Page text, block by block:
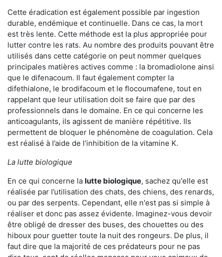
Cette éradication est également possible par ingestion
durable, endémique et continuelle. Dans ce cas, la mort
est très lente. Cette méthode est la plus appropriée pour
lutter contre les rats. Au nombre des produits pouvant être
utilisés dans cette catégorie on peut nommer quelques
principales matières actives comme : la bromadiolone ainsi
que le difenacoum. Il faut également compter la
difethialone, le brodifacoum et le flocoumafene, tout en
rappelant que leur utilisation doit se faire que par des
professionnels dans le domaine. En ce qui concerne les
anticoagulants, ils agissent de manière répétitive. Ils
permettent de bloquer le phénomène de coagulation. Cela
est réalisé à l’aide de l’inhibition de la vitamine K.
La lutte biologique
En ce qui concerne la lutte biologique, sachez qu'elle est
réalisée par l’utilisation des chats, des chiens, des renards,
ou par des serpents. Cependant, elle n'est pas si simple à
réaliser et donc pas assez évidente. Imaginez-vous devoir
être obligé de dresser des buses, des chouettes ou des
hiboux pour guetter toute la nuit des rongeurs. De plus, il
faut dire que la majorité de ces prédateurs pour ne pas